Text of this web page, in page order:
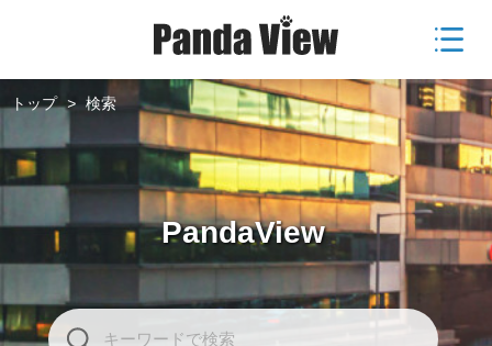
トップ > 検索
PandaView